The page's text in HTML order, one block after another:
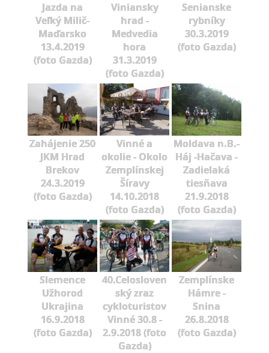
Jazda na
Veľký Milič-
Maďarsko
13.4.2019
(foto Gazda)
Viniansky
hrad -
Medvedia
hora
31.3.2019
(foto Gazda)
Senianske
rybníky
30.3.2019
(foto Gazda)
Zahájenie 250
JKM Hrad
Brekov
24.3.2019
(foto Gazda)
Vinné a
okolie - Okolo
Zemplínskej
Šíravy
14.10.2018
(foto Gazda)
Moldava n.B.-
Háj -Hačava -
Zadielaká
tiesňava
21.9.2018
(foto Gazda)
Slemence
Užhorod
Ukrajina
16.9.2018
(foto Gazda)
40.Celosloven
ský zraz
cykloturistov
Vinné 30.8 -
2.9.2018 (foto
Gazda)
Zemplínske
Hámre -
Snina
26.8.2018
(foto Gazda)